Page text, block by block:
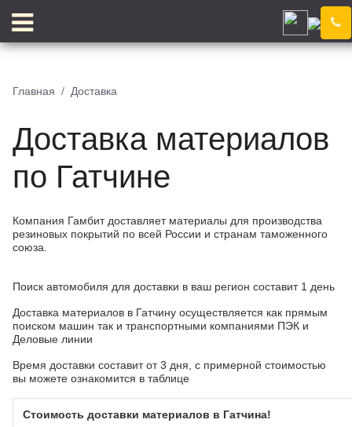
Гатчина
Доставка Контакты
Цветовой конструктор
ИСКУССТВЕННАЯ ТРАВА
Главная Доставка
Доставка материалов
по Гатчине
Компания Гамбит доставляет материалы для производства
резиновых покрытий по всей России и странам таможенного
союза.
Поиск автомобиля для доставки в ваш регион составит 1 день
Доставка материалов в Гатчину осуществляется как прямым
поиском машин так и транспортными компаниями ПЭК и
Деловые линии
Время доставки составит от 3 дня, с примерной стоимостью
вы можете ознакомится в таблице
Стоимость доставки материалов в Гатчина!